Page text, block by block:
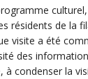
résidents de la
visite a été
des
condenser la